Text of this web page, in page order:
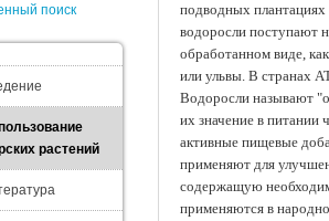
подводных
водоросли поступают
обработанном виде,
или ульвы. В странах
Водоросли называют
их значение в питании
активные пищевые
применяют для
содержащую
применяются в
поиск
растений